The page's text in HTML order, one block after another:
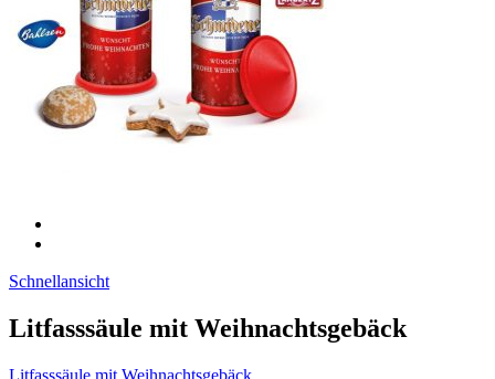
Schnellansicht
Litfasssäule mit Weihnachtsgebäck
Litfasssäule mit Weihnachtsgebäck